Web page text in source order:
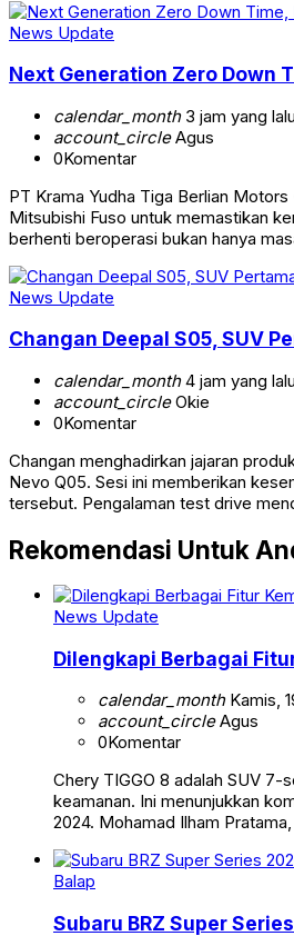
News Update
Next Generation Zero Down
calendar_month3 jam yang lalu
account_circleAgus
0Komentar
PT Krama Yudha Tiga Berlian
Mitsubishi Fuso untuk memastikan
berhenti beroperasi bukan hanya
News Update
Changan Deepal S05, SUV
calendar_month4 jam yang lalu
account_circleOkie
0Komentar
Changan menghadirkan jajaran
Nevo Q05. Sesi ini memberikan
tersebut. Pengalaman test drive
Rekomendasi Untuk
News Update
Dilengkapi Berbagai
calendar_monthKamis,
account_circleAgus
0Komentar
Chery TIGGO 8 adalah SUV 7-
keamanan. Ini menunjukkan
2024. Mohamad Ilham
Balap
Subaru BRZ Super